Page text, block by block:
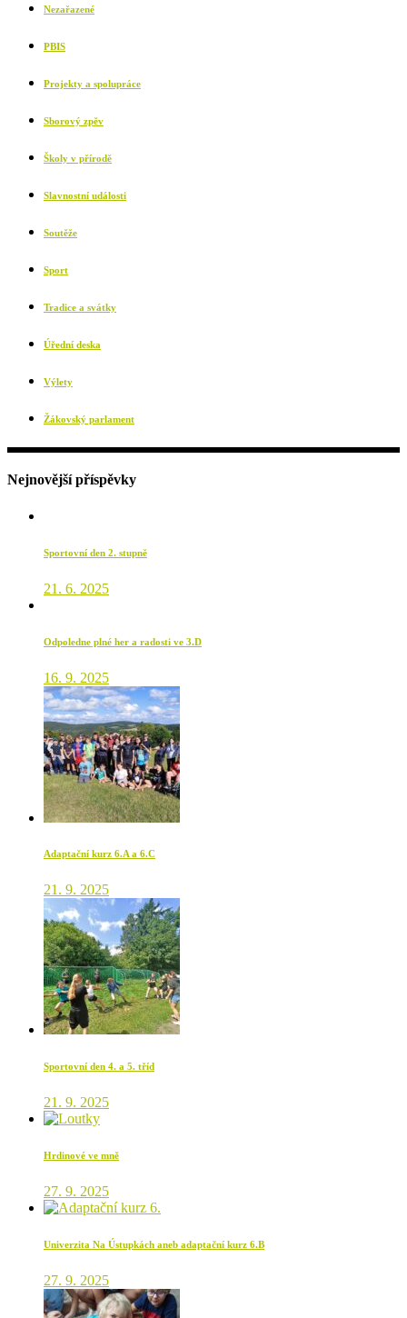
Nezařazené
PBIS
Projekty a spolupráce
Sborový zpěv
Školy v přírodě
Slavnostní události
Soutěže
Sport
Tradice a svátky
Úřední deska
Výlety
Žákovský parlament
Nejnovější příspěvky
Sportovní den 2. stupně
21. 6. 2025
Odpoledne plné her a radosti ve 3.D
16. 9. 2025
Adaptační kurz 6.A a 6.C
21. 9. 2025
Sportovní den 4. a 5. tříd
21. 9. 2025
Hrdinové ve mně
27. 9. 2025
Univerzita Na Ústupkách aneb adaptační kurz 6.B
27. 9. 2025